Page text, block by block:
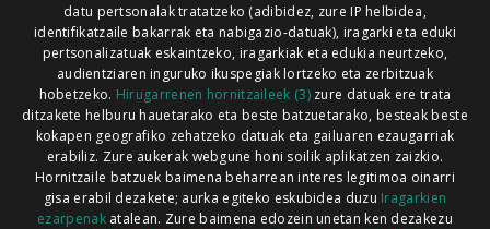
Xorroxin irratia | Lesaka | T. 948638288
Codesyntaxek garatua
datu pertsonalak tratatzeko (adibidez, zure IP helbidea,
identifikatzaile bakarrak eta nabigazio-datuak), iragarki eta eduki
pertsonalizatuak eskaintzeko, iragarkiak eta edukia neurtzeko,
audientziaren inguruko ikuspegiak lortzeko eta zerbitzuak
hobetzeko. Hirugarrenen hornitzaileek (3)zure datuak ere trata
ditzakete helburu hauetarako eta beste batzuetarako, besteak beste
kokapen geografiko zehatzeko datuak eta gailuaren ezaugarriak
erabiliz. Zure aukerak webgune honi soilik aplikatzen zaizkio.
Hornitzaile batzuek baimena beharrean interes legitimoa oinarri
gisa erabil dezakete; aurka egiteko eskubidea duzu Iragarkien
ezarpenakatalean. Zure baimena edozein unetan ken dezakezu